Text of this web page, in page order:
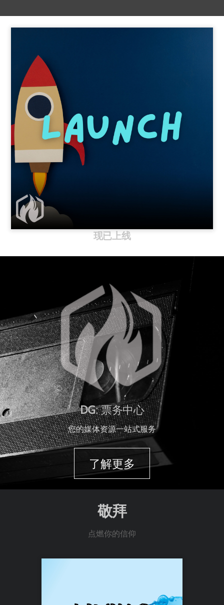
现已上线
DG: 票务中心
您的媒体资源一站式服务
了解更多
敬拜
点燃你的信仰